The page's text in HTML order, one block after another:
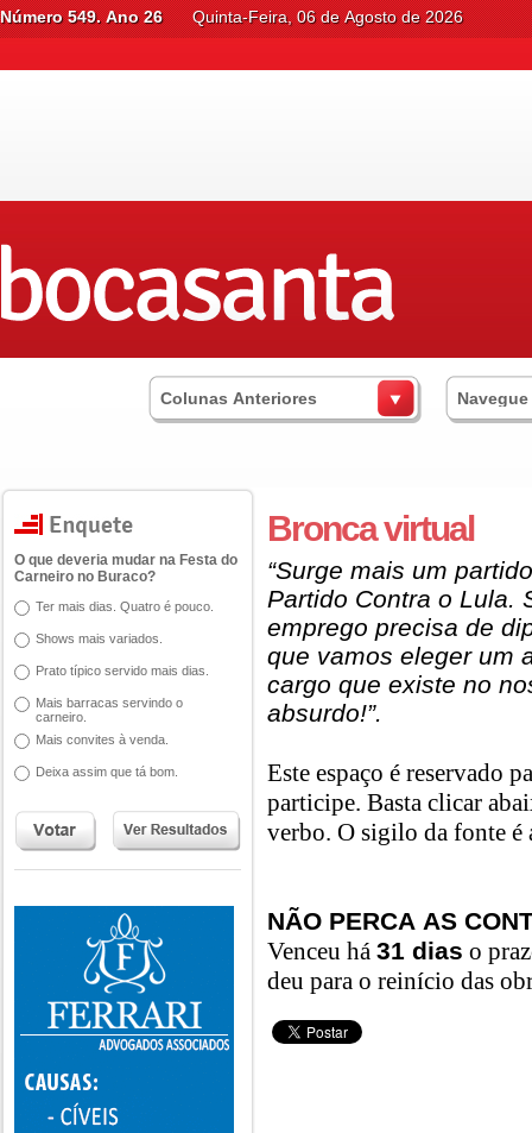
Número 549. Ano 26 Quinta-Feira, 06 de Agosto de 2026
Colunas Anteriores
O que deveria mudar na Festa do
Carneiro no Buraco?
Ter mais dias. Quatro é pouco.
Shows mais variados.
Prato típico servido mais dias.
Mais barracas servindo o
carneiro.
Mais convites à venda.
Deixa assim que tá bom.
Bronca virtual
“Surge mais um
Partido Contra o Lula.
emprego precisa de
que vamos eleger um
cargo que existe no
absurdo!”.
Este espaço é reservado
participe. Basta clicar
verbo. O sigilo da fonte
NÃO PERCA AS
Venceu há 31 dias o
deu para o reinício das